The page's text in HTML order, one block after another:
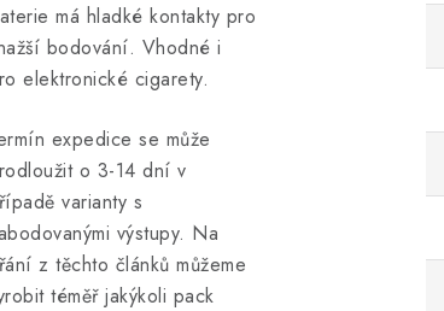
má hladké kontakty pro
bodování. Vhodné i
elektronické cigarety.
expedice se může
o 3-14 dní v
varianty s
výstupy. Na
z těchto článků můžeme
téměř jakýkoli pack